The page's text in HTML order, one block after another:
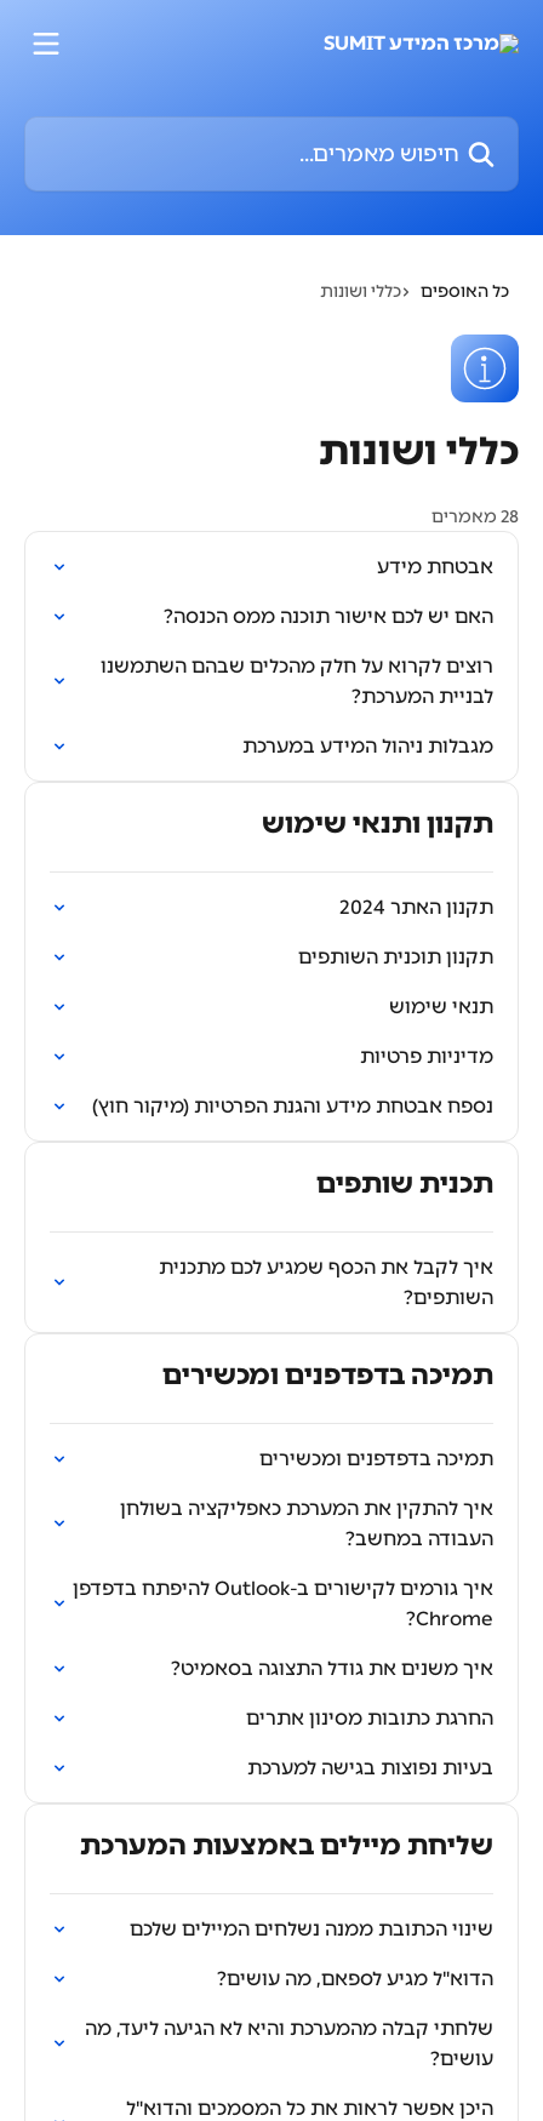
חיפוש מאמרים...
כל האוספים כללי ושונות
כללי ושונות
28 מאמרים
אבטחת מידע
האם יש לכם אישור תוכנה ממס הכנסה?
רוצים לקרוא על חלק מהכלים שבהם השתמשנו
לבניית המערכת?
מגבלות ניהול המידע במערכת
תקנון ותנאי שימוש
תקנון האתר 2024
תקנון תוכנית השותפים
תנאי שימוש
מדיניות פרטיות
נספח אבטחת מידע והגנת הפרטיות (מיקור חוץ)
תכנית שותפים
איך לקבל את הכסף שמגיע לכם מתכנית
השותפים?
תמיכה בדפדפנים ומכשירים
תמיכה בדפדפנים ומכשירים
איך להתקין את המערכת כאפליקציה בשולחן
העבודה במחשב?
איך גורמים לקישורים ב-Outlook להיפתח בדפדפן
Chrome?
איך משנים את גודל התצוגה בסאמיט?
החרגת כתובות מסינון אתרים
בעיות נפוצות בגישה למערכת
שליחת מיילים באמצעות המערכת
שינוי הכתובת ממנה נשלחים המיילים שלכם
הדוא"ל מגיע לספאם, מה עושים?
שלחתי קבלה מהמערכת והיא לא הגיעה ליעד, מה
עושים?
היכן אפשר לראות את כל המסמכים והדוא"ל